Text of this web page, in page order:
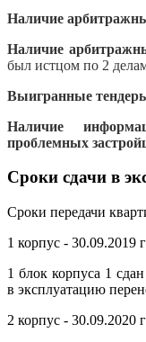
Наличие
Наличие
был истцом по 2
Выигранные
Наличие
проблемных
Сроки сдачи в
Сроки передачи
1 корпус - 30.09.2019
1 блок корпуса 1
в эксплуатацию
2 корпус - 30.09.2020